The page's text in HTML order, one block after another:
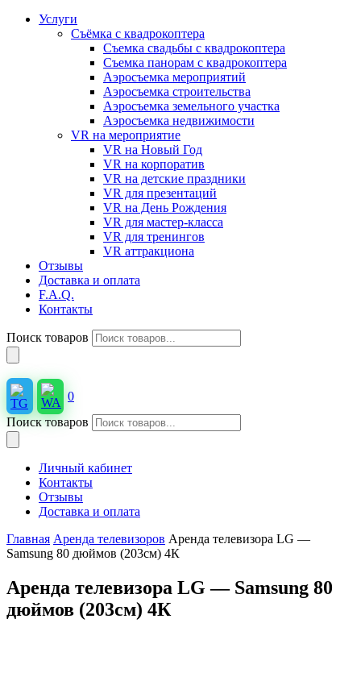
Услуги
Съёмка с квадрокоптера
Съемка свадьбы с квадрокоптера
Съемка панорам с квадрокоптера
Аэросъемка мероприятий
Аэросъемка строительства
Аэросъемка земельного участка
Аэросъемка недвижимости
VR на мероприятие
VR на Новый Год
VR на корпоратив
VR на детские праздники
VR для презентаций
VR на День Рождения
VR для мастер-класса
VR для тренингов
VR аттракциона
Отзывы
Доставка и оплата
F.A.Q.
Контакты
Поиск товаров
0
Поиск товаров
Личный кабинет
Контакты
Отзывы
Доставка и оплата
Главная Аренда телевизоров Аренда телевизора LG —
Samsung 80 дюймов (203см) 4К
Аренда телевизора LG — Samsung 80
дюймов (203см) 4К